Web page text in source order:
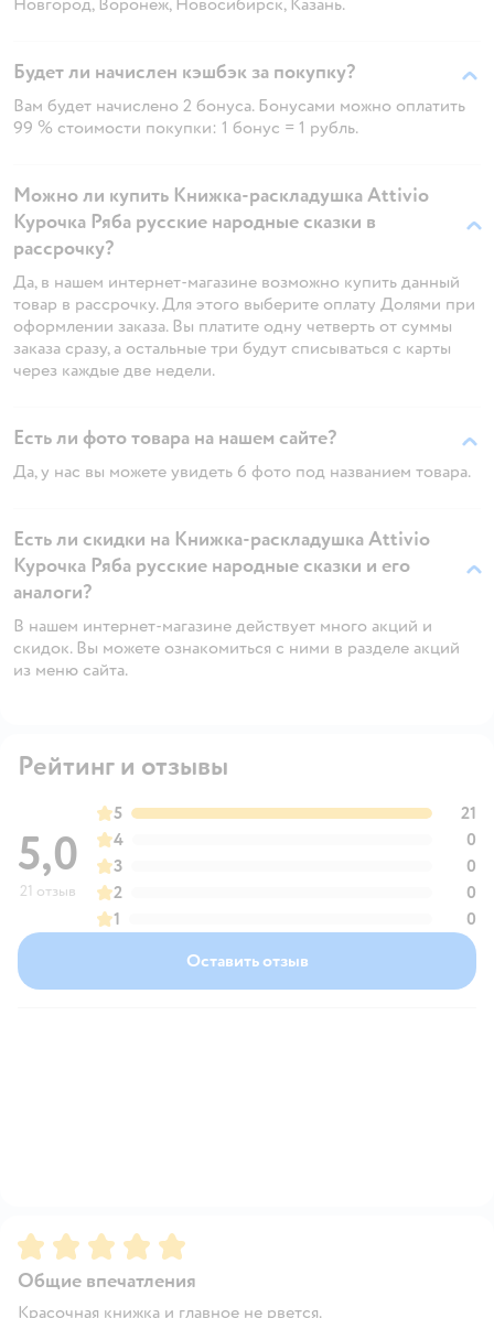
Будет ли начислен кэшбэк за покупку?
Вам будет начислено 2 бонуса. Бонусами можно оплатить
99 % стоимости покупки: 1 бонус = 1 рубль.
Можно ли купить Книжка-раскладушка Attivio
Курочка Ряба русские народные сказки в
рассрочку?
Да, в нашем интернет-магазине возможно купить данный
товар в рассрочку. Для этого выберите оплату Долями при
оформлении заказа. Вы платите одну четверть от суммы
заказа сразу, а остальные три будут списываться с карты
через каждые две недели.
Есть ли фото товара на нашем сайте?
Да, у нас вы можете увидеть 6 фото под названием товара.
Есть ли скидки на Книжка-раскладушка Attivio
Курочка Ряба русские народные сказки и его
аналоги?
В нашем интернет-магазине действует много акций и
скидок. Вы можете ознакомиться с ними в разделе акций
из меню сайта.
Рейтинг и отзывы
5,0
21 отзыв
5
21
4
0
3
0
2
0
1
0
Оставить отзыв
Рейтинг:5
Общие впечатления
Красочная книжка и главное не рвется.